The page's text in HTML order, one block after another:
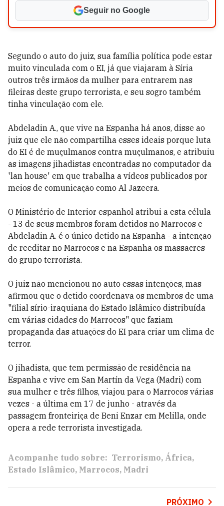
Seguir no Google
Segundo o auto do juiz, sua família política pode estar
muito vinculada com o EI, já que viajaram à Síria
outros três irmãos da mulher para entrarem nas
fileiras deste grupo terrorista, e seu sogro também
tinha vinculação com ele.
Abdeladin A., que vive na Espanha há anos, disse ao
juiz que ele não compartilha esses ideais porque luta
do EI é de muçulmanos contra muçulmanos, e atribuiu
as imagens jihadistas encontradas no computador da
'lan house' em que trabalha a vídeos publicados por
meios de comunicação como Al Jazeera.
O Ministério de Interior espanhol atribui a esta célula
- 13 de seus membros foram detidos no Marrocos e
Abdeladin A. é o único detido na Espanha - a intenção
de reeditar no Marrocos e na Espanha os massacres
do grupo terrorista.
O juiz não mencionou no auto essas intenções, mas
afirmou que o detido coordenava os membros de uma
"filial sírio-iraquiana do Estado Islâmico distribuída
em várias cidades do Marrocos" que faziam
propaganda das atuações do EI para criar um clima de
terror.
O jihadista, que tem permissão de residência na
Espanha e vive em San Martín da Vega (Madri) com
sua mulher e três filhos, viajou para o Marrocos várias
vezes - a última em 17 de junho - através da
passagem fronteiriça de Beni Enzar em Melilla, onde
opera a rede terrorista investigada.
Acompanhe tudo sobre: Terrorismo África
Estado Islâmico Marrocos Madri
PRÓXIMO